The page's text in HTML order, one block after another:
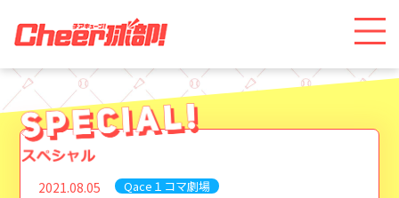
2021.08.05 Qace１コマ劇場